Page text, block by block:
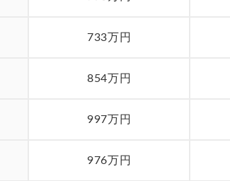
733万円
854万円
997万円
976万円